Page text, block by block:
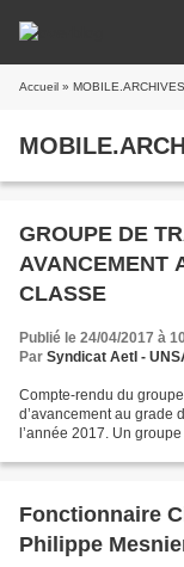
Accueil » MOBILE.ARCHIVES
GROUPE DE
AVANCEMENT
CLASSE
Publié le 24/04/2017 à
Par Syndicat AetI -
Compte-rendu du
d’avancement au grade
l’année 2017. Un
Fonctionnaire
Philippe